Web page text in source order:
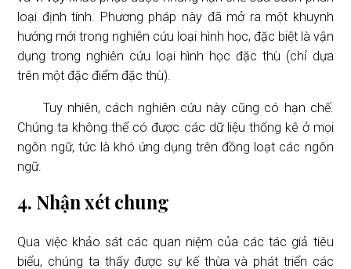
loại định tính. Phương pháp này đã mở ra một khuynh
hướng mới trong nghiên cứu loại hình học, đặc biệt là vận
dụng trong nghiên cứu loại hình học đặc thù (chỉ dựa
trên một đặc điểm đặc thù).
Tuy nhiên, cách nghiên cứu này cũng có hạn chế.
Chúng ta không thể có được các dữ liệu thống kê ở mọi
ngôn ngữ, tức là khó ứng dụng trên đồng loạt các ngôn
ngữ.
4. Nhận xét chung
Qua việc khảo sát các quan niệm của các tác giả tiêu
biểu, chúng ta thấy được sự kế thừa và phát triển các